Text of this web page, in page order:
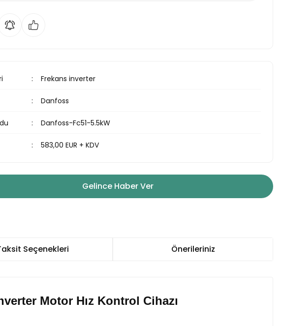
Frekans inverter
Danfoss
Danfoss-Fc51-5.5kW
583,00 EUR + KDV
Gelince Haber Ver
Seçenekleri Önerileriniz
Motor Hız Kontrol Cihazı